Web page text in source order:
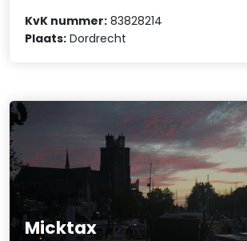
KvK nummer: 83828214
Plaats: Dordrecht
Micktax